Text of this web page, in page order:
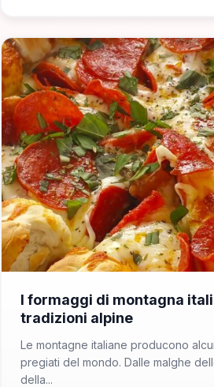
I formaggi di montagna
tradizioni alpine
Le montagne italiane producono
pregiati del mondo. Dalle malghe
della...